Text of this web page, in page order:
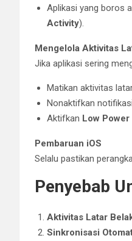
Aplikasi yang boros
Activity).
Mengelola Aktivitas
Jika aplikasi sering
Matikan aktivitas
Nonaktifkan
Aktifkan Low Power
Pembaruan iOS
Selalu pastikan
Penyebab
Aktivitas Latar
Sinkronisasi